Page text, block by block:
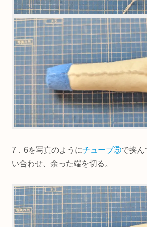
7．6を写真のようにチューブ⑤で挟ん
い合わせ、余った端を切る。